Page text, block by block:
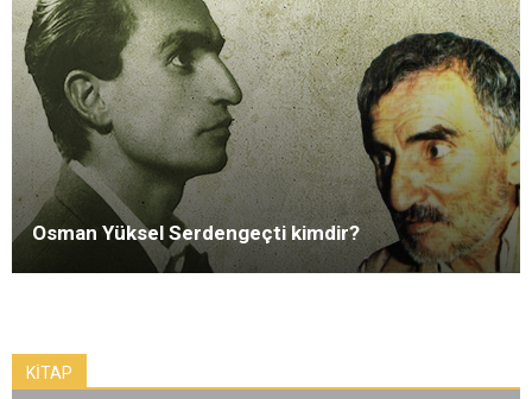
Osman Yüksel Serdengeçti kimdir?
KİTAP